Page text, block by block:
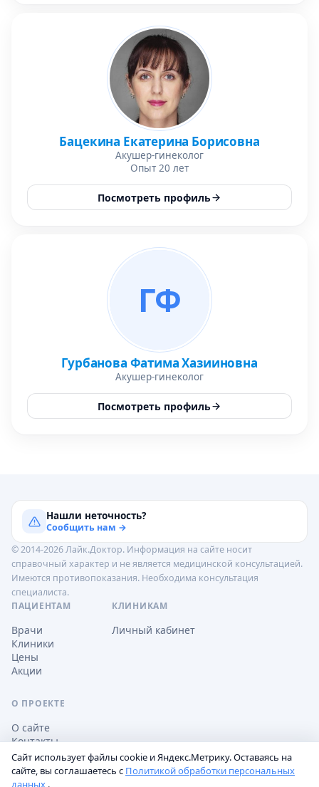
Бацекина Екатерина Борисовна
Акушер-гинеколог
Опыт 20 лет
Посмотреть профиль
ГФ
Гурбанова Фатима Хазииновна
Акушер-гинеколог
Посмотреть профиль
Нашли неточность?
Сообщить нам →
© 2014-2026 Лайк.Доктор. Информация на сайте носит
справочный характер и не является медицинской консультацией.
Имеются противопоказания. Необходима консультация
специалиста.
ПАЦИЕНТАМ
Врачи
Клиники
Цены
Акции
КЛИНИКАМ
Личный кабинет
О ПРОЕКТЕ
О сайте
Контакты
Сайт использует файлы cookie и Яндекс.Метрику. Оставаясь на
сайте, вы соглашаетесь с Политикой обработки персональных
данных .